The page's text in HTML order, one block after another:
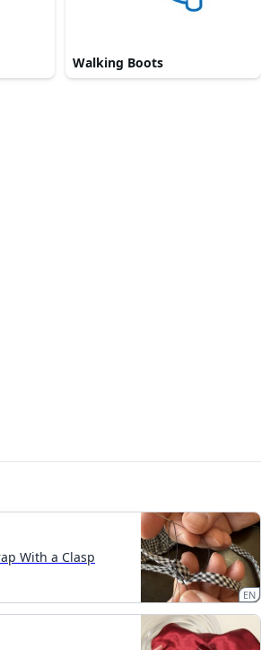
Walking Boots
With a Clasp
EN